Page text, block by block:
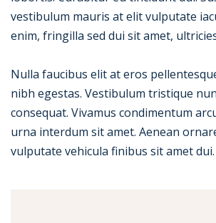
vestibulum mauris at elit vulputate
enim, fringilla sed dui sit amet,
Nulla faucibus elit at eros
nibh egestas. Vestibulum tristique
consequat. Vivamus condimentum
urna interdum sit amet. Aenean
vulputate vehicula finibus sit amet dui.